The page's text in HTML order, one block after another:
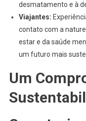
desmatamento e à
Viajantes:
contato com a
estar e da saúde
um futuro mais
Um